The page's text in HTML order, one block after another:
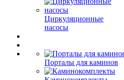
Циркуляционные
насосы
Порталы для каминов